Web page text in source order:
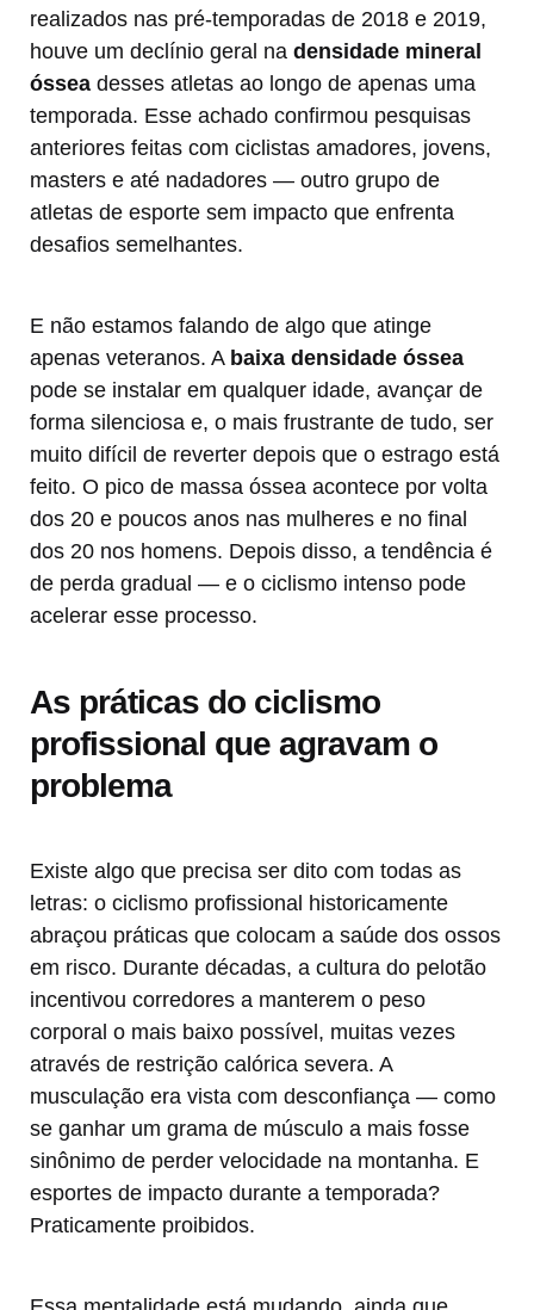
realizados nas pré-temporadas de 2018 e 2019,
houve um declínio geral na densidade mineral
óssea desses atletas ao longo de apenas uma
temporada. Esse achado confirmou pesquisas
anteriores feitas com ciclistas amadores, jovens,
masters e até nadadores — outro grupo de
atletas de esporte sem impacto que enfrenta
desafios semelhantes.
E não estamos falando de algo que atinge
apenas veteranos. A baixa densidade óssea
pode se instalar em qualquer idade, avançar de
forma silenciosa e, o mais frustrante de tudo, ser
muito difícil de reverter depois que o estrago está
feito. O pico de massa óssea acontece por volta
dos 20 e poucos anos nas mulheres e no final
dos 20 nos homens. Depois disso, a tendência é
de perda gradual — e o ciclismo intenso pode
acelerar esse processo.
As práticas do ciclismo
profissional que agravam o
problema
Existe algo que precisa ser dito com todas as
letras: o ciclismo profissional historicamente
abraçou práticas que colocam a saúde dos ossos
em risco. Durante décadas, a cultura do pelotão
incentivou corredores a manterem o peso
corporal o mais baixo possível, muitas vezes
através de restrição calórica severa. A
musculação era vista com desconfiança — como
se ganhar um grama de músculo a mais fosse
sinônimo de perder velocidade na montanha. E
esportes de impacto durante a temporada?
Praticamente proibidos.